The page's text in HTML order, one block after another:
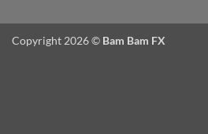
Copyright 2026 © Bam Bam FX